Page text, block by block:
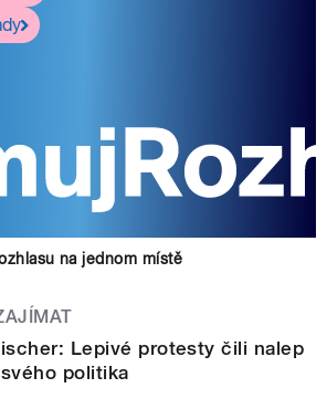
na jednom místě
Lepivé protesty čili nalep
politika